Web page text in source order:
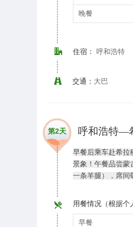
晚餐
住宿： 呼和浩特
交通： 大巴
第2天 呼和浩特—
早餐后乘车赴希
景象！午餐品尝
一条羊腿），席间
用餐情况（根据个
早餐